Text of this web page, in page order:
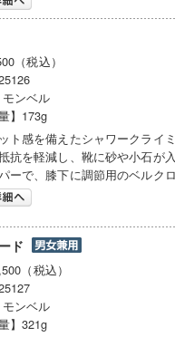
（税込）
モンベル
】173g
ト感を備えたシャワークライ
抗を軽減し、靴に砂や小石が
ーで、膝下に調節用のベルク
ド
（税込）
モンベル
】321g